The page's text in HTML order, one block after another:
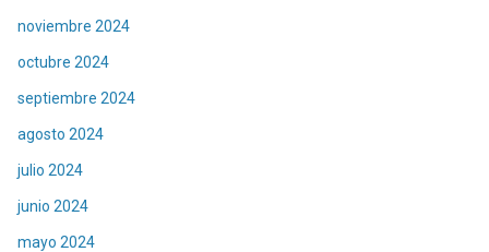
noviembre 2024
octubre 2024
septiembre 2024
agosto 2024
julio 2024
junio 2024
mayo 2024